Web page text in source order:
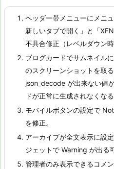
ヘッダー帯メニューにメニ
新しいタブで開く」と「
不具合修正（レベルダウン時
ブログカードでサムネイル
のスクリーンショットを取
json_decode が出来ない値
ドが正常に生成されなくな
モバイルボタンの設定で
を修正。
アーカイブが全文表示に設
ジェットで Warning が出る
管理者のみ表示できるコメ